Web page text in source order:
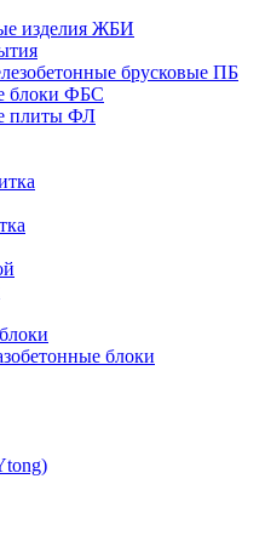
изделия ЖБИ
брусковые ПБ
блоки ФБС
плиты ФЛ
блоки